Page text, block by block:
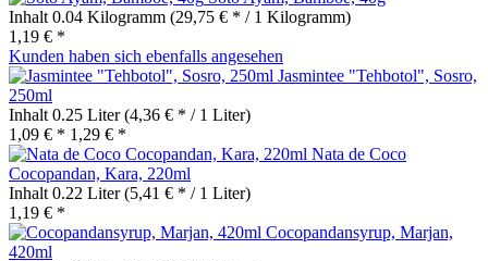
Inhalt 0.04 Kilogramm (29,75 € * / 1 Kilogramm)
1,19 € *
Kunden haben sich ebenfalls angesehen
Jasmintee "Tehbotol", Sosro,
250ml
Inhalt 0.25 Liter(4,36 € * / 1 Liter)
1,09 € * 1,29 € *
Nata de Coco
Cocopandan, Kara, 220ml
Inhalt 0.22 Liter(5,41 € * / 1 Liter)
1,19 € *
Cocopandansyrup, Marjan,
420ml